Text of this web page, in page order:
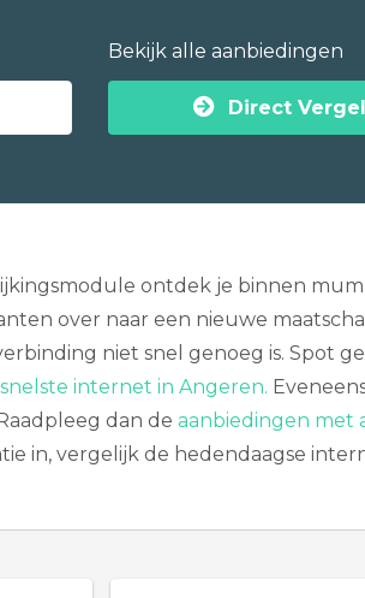
Bekijk alle aanbiedingen
Direct
ontdek je binnen
over naar een nieuwe
niet snel genoeg is. Spot
internet in Angeren.
dan de aanbiedingen met
in, vergelijk de hedendaagse